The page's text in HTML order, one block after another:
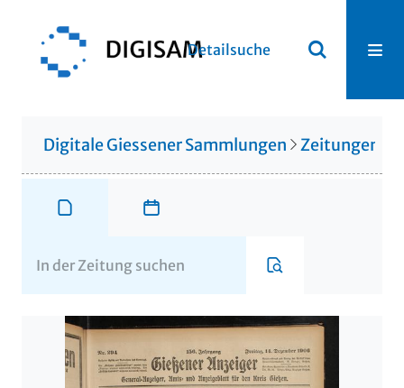
Detailsuche
Digitale Giessener Sammlungen Zeitungen